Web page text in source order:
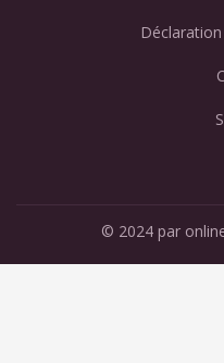
© 2024 par